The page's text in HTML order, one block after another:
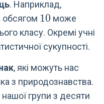
. Наприклад,
обсягом 10
10 може
класу. Окремі учні
сукупності.
, які можуть нас
з природознавства.
групи з десяти